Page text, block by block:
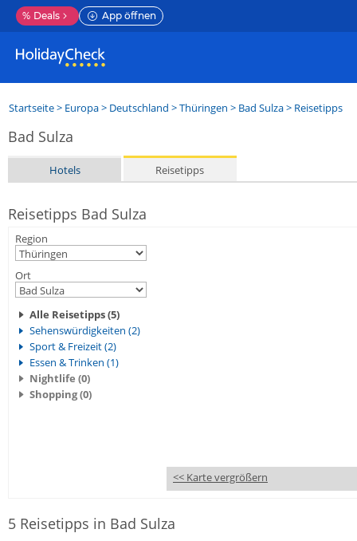
% Deals App öffnen
Startseite> Europa> Deutschland >Thüringen > Bad Sulza> Reisetipps
Bad Sulza
Hotels Reisetipps
Reisetipps Bad Sulza
Region
Ort
Alle Reisetipps (5)
Sehenswürdigkeiten (2)
Sport & Freizeit (2)
Essen & Trinken (1)
Nightlife (0)
Shopping (0)
<< Karte vergrößern
5 Reisetipps in Bad Sulza